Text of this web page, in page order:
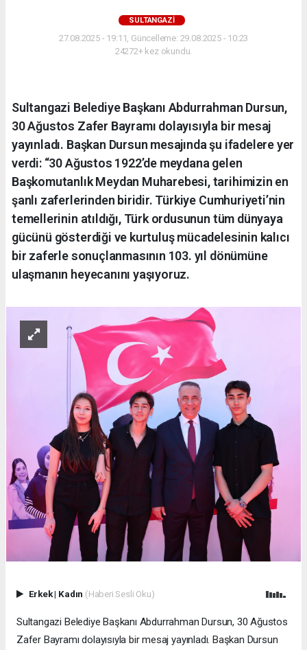
SULTANGAZI
27.08.2025 - 19:11, Güncelleme: 29.08.2025 - 10:23
24272+ kez okundu.
Sultangazi Belediye Başkanı Abdurrahman Dursun,
30 Ağustos Zafer Bayramı dolayısıyla bir mesaj
yayınladı. Başkan Dursun mesajında şu ifadelere yer
verdi: “30 Ağustos 1922’de meydana gelen
Başkomutanlık Meydan Muharebesi, tarihimizin en
şanlı zaferlerinden biridir. Türkiye Cumhuriyeti’nin
temellerinin atıldığı, Türk ordusunun tüm dünyaya
gücünü gösterdiği ve kurtuluş mücadelesinin kalıcı
bir zaferle sonuçlanmasının 103. yıl dönümüne
ulaşmanın heyecanını yaşıyoruz.
Erkek| Kadın (Haberi Sesli Oku)
Sultangazi Belediye Başkanı Abdurrahman Dursun, 30 Ağustos
Zafer Bayramı dolayısıyla bir mesaj yayınladı. Başkan Dursun